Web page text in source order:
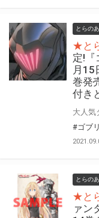
とらの
★と
定!『
月15
巻発
付き
#ゴブ
とらの
★と
ァン